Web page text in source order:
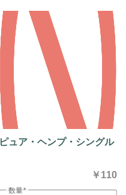
ピュア・ヘンプ・シングル
￥110
数量